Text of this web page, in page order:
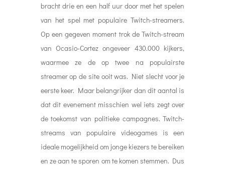
bracht drie en een half uur door met het spelen
van het spel met populaire Twitch-streamers.
Op een gegeven moment trok de Twitch-stream
van Ocasio-Cortez ongeveer 430.000 kijkers,
waarmee ze de op twee na populairste
streamer op de site ooit was. Niet slecht voor je
eerste keer. Maar belangrijker dan dit aantal is
dat dit evenement misschien wel iets zegt over
de toekomst van politieke campagnes. Twitch-
streams van populaire videogames is een
ideale mogelijkheid om jonge kiezers te bereiken
en ze aan te sporen om te komen stemmen. Dus